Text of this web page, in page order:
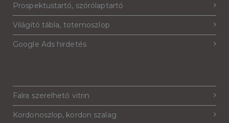
Prospektustartó, szórólaptartó
Világító tábla, totemoszlop
Google Ads hirdetés
Falra szerelhető vitrin
Kordonoszlop, kordon szalag